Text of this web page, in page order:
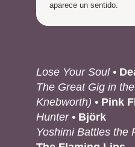
aparece un sentido.
Lose Your Soul •
The Great Gig in
Knebworth) • Pink
Hunter • Björk
Yoshimi Battles the